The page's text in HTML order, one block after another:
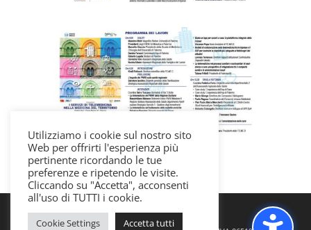
Utilizziamo i cookie sul nostro sito
Web per offrirti l'esperienza più
pertinente ricordando le tue
preferenze e ripetendo le visite.
Cliccando su "Accetta", acconsenti
all'uso di TUTTI i cookie.
Cookie Settings Accetta tutti